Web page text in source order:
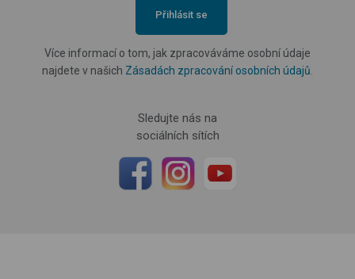
Přihlásit se
Více informací o tom, jak zpracováváme osobní údaje
najdete v našich Zásadách zpracování osobních údajů
Sledujte nás na
sociálních sítích